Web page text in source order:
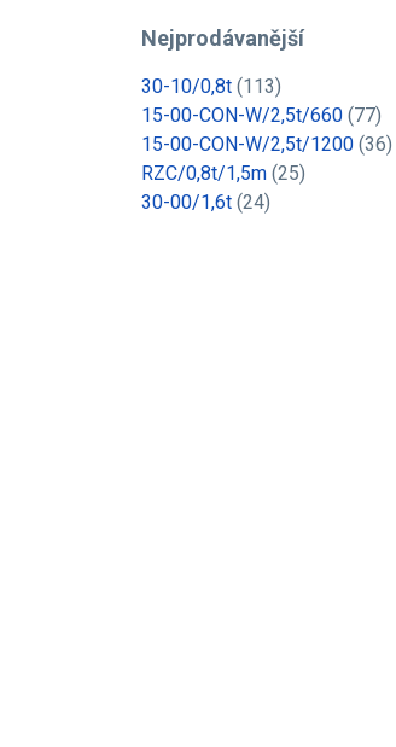
Nejprodávanější
30-10/0,8t (113)
15-00-CON-W/2,5t/660 (77)
15-00-CON-W/2,5t/1200 (36)
RZC/0,8t/1,5m (25)
30-00/1,6t (24)